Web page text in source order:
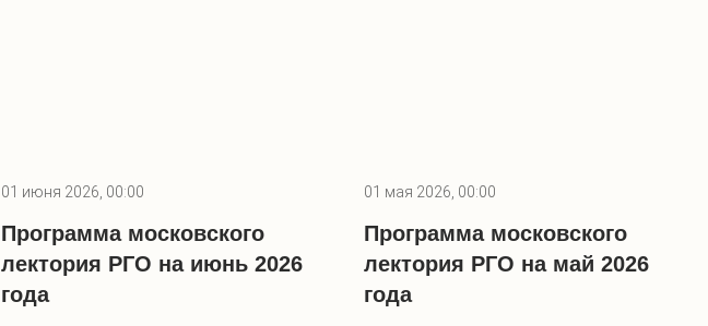
01 июня 2026, 00:00
Программа московского
лектория РГО на июнь 2026
года
01 мая 2026, 00:00
Программа московского
лектория РГО на май 2026
года